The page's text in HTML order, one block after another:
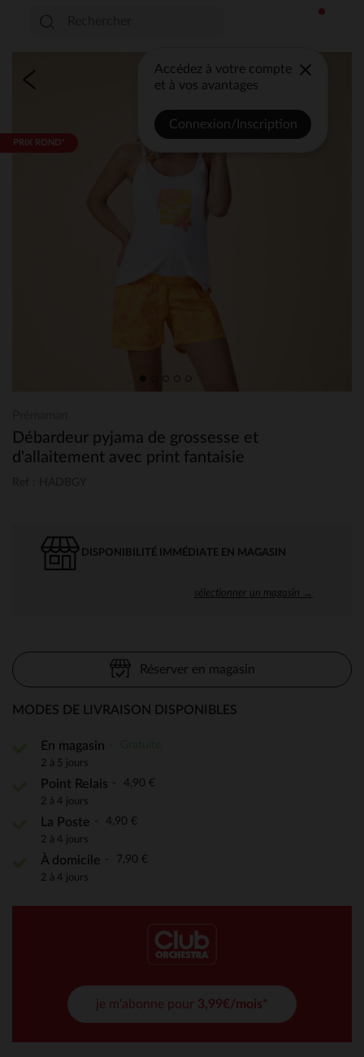
Accédez à votre compte
et à vos avantages
Connexion/Inscription
PRIX ROND*
Débardeur pyjama de grossesse et
d'allaitement avec print fantaisie
DISPONIBILITÉ IMMÉDIATE EN MAGASIN
sélectionner un magasin →
Réserver en magasin
MODES DE LIVRAISON DISPONIBLES
En magasin
2 à 5 jours
Point Relais 4,90 €
2 à 4 jours
La Poste 4,90 €
2 à 4 jours
À domicile 7,90 €
2 à 4 jours
je m'abonne pour 3,99€/mois*